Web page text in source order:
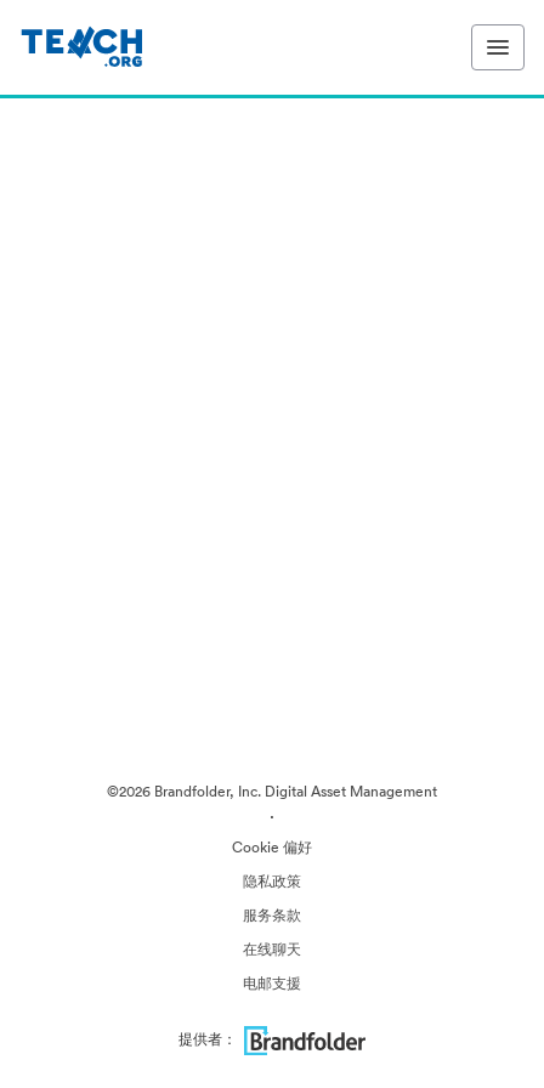
©2026 Brandfolder, Inc. Digital Asset Management
·
Cookie 偏好
隐私政策
服务条款
在线聊天
电邮支援
提供者：